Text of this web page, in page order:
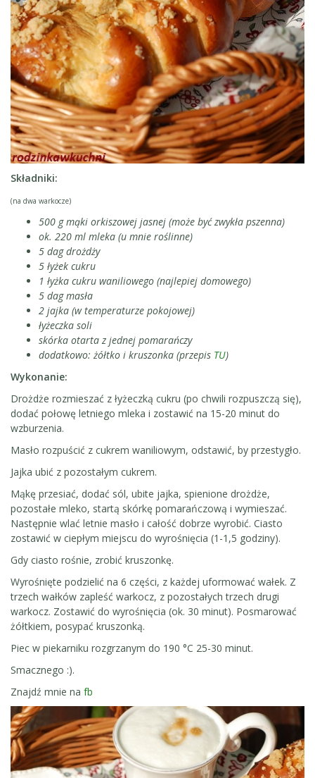
Składniki:
(na dwa warkocze)
500 g mąki orkiszowej jasnej (może być zwykła pszenna)
ok. 220 ml mleka (u mnie roślinne)
5 dag drożdży
5 łyżek cukru
1 łyżka cukru waniliowego (najlepiej domowego)
5 dag masła
2 jajka (w temperaturze pokojowej)
łyżeczka soli
skórka otarta z jednej pomarańczy
dodatkowo: żółtko i kruszonka (przepis TU)
Wykonanie:
Drożdże rozmieszać z łyżeczką cukru (po chwili rozpuszczą się),
dodać połowę letniego mleka i zostawić na 15-20 minut do
wzburzenia.
Masło rozpuścić z cukrem waniliowym, odstawić, by przestygło.
Jajka ubić z pozostałym cukrem.
Mąkę przesiać, dodać sól, ubite jajka, spienione drożdże,
pozostałe mleko, startą skórkę pomarańczową i wymieszać.
Następnie wlać letnie masło i całość dobrze wyrobić. Ciasto
zostawić w ciepłym miejscu do wyrośnięcia (1-1,5 godziny).
Gdy ciasto rośnie, zrobić kruszonkę.
Wyrośnięte podzielić na 6 części, z każdej uformować wałek. Z
trzech wałków zapleść warkocz, z pozostałych trzech drugi
warkocz. Zostawić do wyrośnięcia (ok. 30 minut). Posmarować
żółtkiem, posypać kruszonką.
Piec w piekarniku rozgrzanym do 190 °C 25-30 minut.
Smacznego :).
Znajdź mnie na fb